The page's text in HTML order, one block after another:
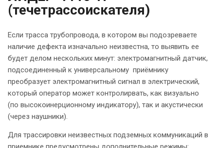
(течетрассоискателя)
Если трасса трубопровода, в котором вы подозреваете
наличие дефекта изначально неизвестна, то выявить ее
будет делом нескольких минут: электромагнитный датчик,
подсоединенный к универсальному приёмнику
преобразует электромагнитный сигнал в электрический,
который оператор может контролирвать, как визуально
(по высокоинерционному индикатору), так и акустически
(через наушники).
Для трассировки неизвестных подземных коммуникаций в